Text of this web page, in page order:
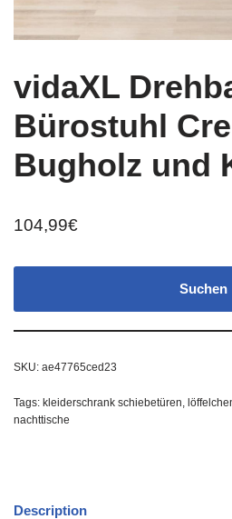
vidaXL
Bürostuhl
Bugholz und
104,99€
Suchen
SKU: ae47765ced23
Tags: kleiderschrank schiebetüren,
nachttische
Description